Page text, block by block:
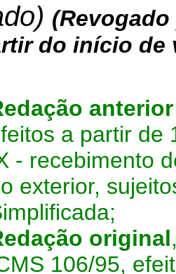
do início de
a partir de
- recebimento
exterior,
original
106/95,